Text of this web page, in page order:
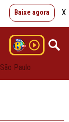
Baixe agora X
São Paulo